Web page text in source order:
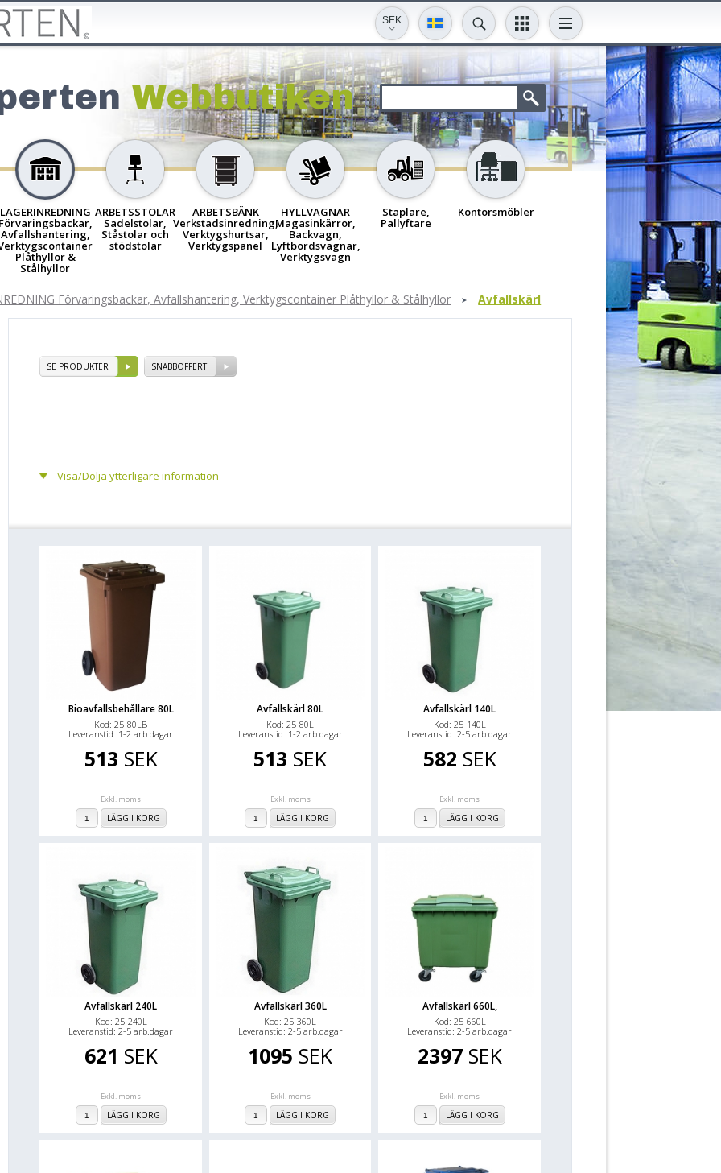
SEK
Webbutiken
LAGERINREDNING
Förvaringsbackar,
Avfallshantering,
Plåthyllor &
Stålhyllor
ARBETSSTOLAR
Sadelstolar,
Ståstolar och
stödstolar
ARBETSBÄNK
Verkstadsinredning,
Verktygshurtsar,
Verktygspanel
HYLLVAGNAR
Magasinkärror,
Backvagn,
Lyftbordsvagnar,
Verktygsvagn
Staplare,
Pallyftare
Kontorsmöbler
Förvaringsbackar, Avfallshantering, Verktygscontainer Plåthyllor & Stålhyllor Avfallskärl
SE PRODUKTER SNABBOFFERT
Visa/Dölja ytterligare information
Bioavfallsbehållare 80L
Kod: 25-80LB
Leveranstid: 1-2 arb.dagar
513 SEK
Exkl. moms
LÄGG I KORG
Avfallskärl 80L
Kod: 25-80L
Leveranstid: 1-2 arb.dagar
513 SEK
Exkl. moms
LÄGG I KORG
Avfallskärl 140L
Kod: 25-140L
Leveranstid: 2-5 arb.dagar
582 SEK
Exkl. moms
LÄGG I KORG
Avfallskärl 240L
Kod: 25-240L
Leveranstid: 2-5 arb.dagar
621 SEK
Exkl. moms
LÄGG I KORG
Avfallskärl 360L
Kod: 25-360L
Leveranstid: 2-5 arb.dagar
1095 SEK
Exkl. moms
LÄGG I KORG
Avfallskärl 660L,
Kod: 25-660L
Leveranstid: 2-5 arb.dagar
2397 SEK
Exkl. moms
LÄGG I KORG